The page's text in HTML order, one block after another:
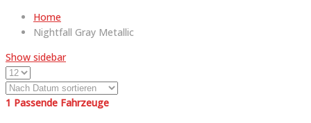
Home
Nightfall Gray Metallic
Show sidebar
1 Passende Fahrzeuge